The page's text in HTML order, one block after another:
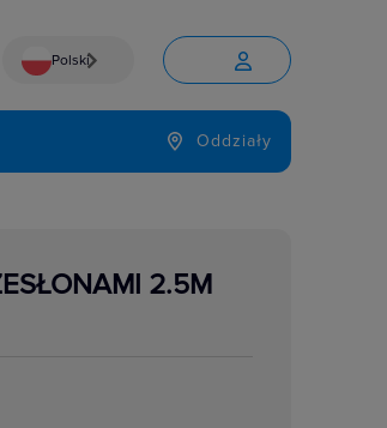
Polski
Język

Oddziały
2.5M